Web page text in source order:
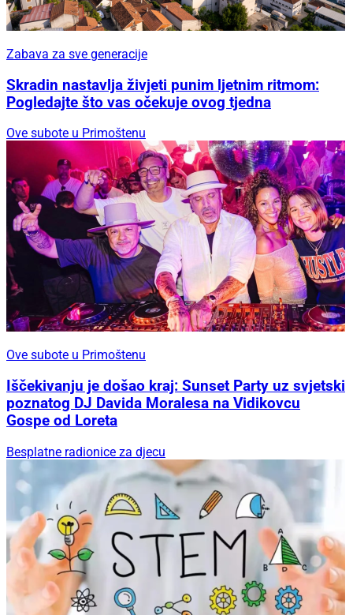
Zabava za sve generacije
Skradin nastavlja živjeti punim ljetnim ritmom:
Pogledajte što vas očekuje ovog tjedna
Ove subote u Primoštenu
Ove subote u Primoštenu
Iščekivanju je došao kraj: Sunset Party uz svjetski
poznatog DJ Davida Moralesa na Vidikovcu
Gospe od Loreta
Besplatne radionice za djecu